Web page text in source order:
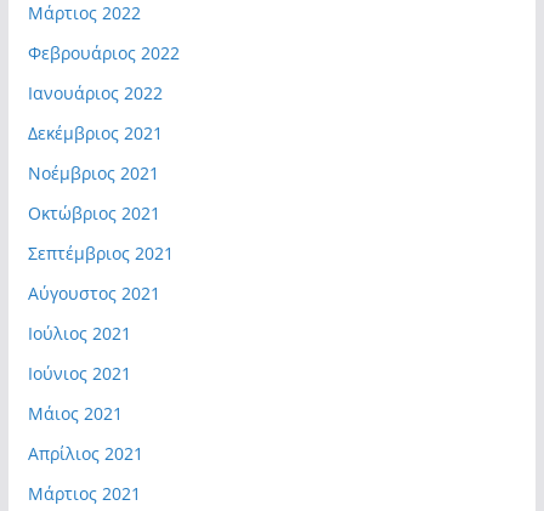
Μάρτιος 2022
Φεβρουάριος 2022
Ιανουάριος 2022
Δεκέμβριος 2021
Νοέμβριος 2021
Οκτώβριος 2021
Σεπτέμβριος 2021
Αύγουστος 2021
Ιούλιος 2021
Ιούνιος 2021
Μάιος 2021
Απρίλιος 2021
Μάρτιος 2021